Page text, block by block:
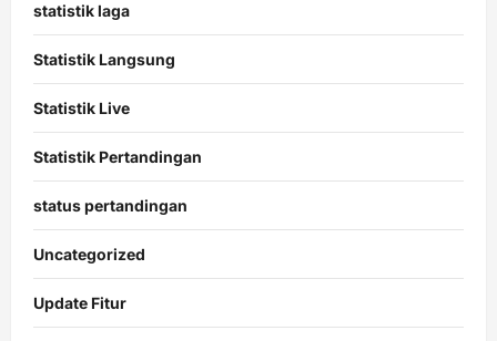
statistik laga
Statistik Langsung
Statistik Live
Statistik Pertandingan
status pertandingan
Uncategorized
Update Fitur